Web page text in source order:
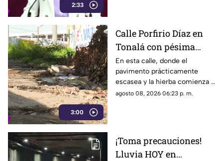
2:33
austeridad establecidos por el
partido.
3:00
Calle Porfirio Díaz en
Tonalá con pésima
vialidad y basura por
todas partes
En esta calle, donde el
pavimento prácticamente
escasea y la hierba comienza a
ganar terreno, los vecinos
resultados.
agosto 08, 2026 06:23 p. m.
¡Toma precauciones!
Lluvia HOY en